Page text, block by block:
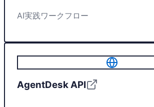
AI実践ワークフロー
AgentDesk API